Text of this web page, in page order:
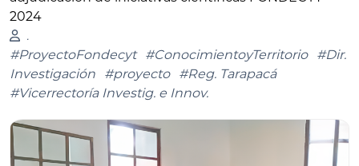
2024
.
#ProyectoFondecyt #ConocimientoyTerritorio
#Dir.
Investigación
#proyecto
#Reg. Tarapacá
#Vicerrectoría Investig. e Innov.